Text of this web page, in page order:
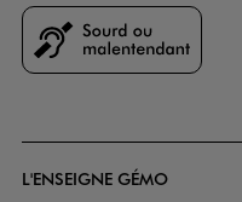
L'ENSEIGNE GÉMO